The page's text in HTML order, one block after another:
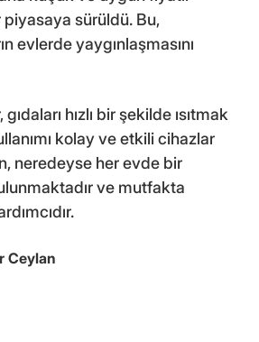
piyasaya sürüldü. Bu,
evlerde yaygınlaşmasını
hızlı bir şekilde ısıtmak
kolay ve etkili cihazlar
neredeyse her evde bir
ve mutfakta
Ceylan